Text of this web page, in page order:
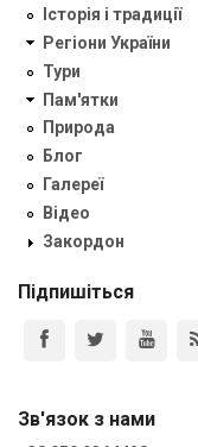
Історія і традиції
Регіони України
Тури
Пам'ятки
Природа
Блог
Галереї
Відео
Закордон
Підпишіться
Зв'язок з нами